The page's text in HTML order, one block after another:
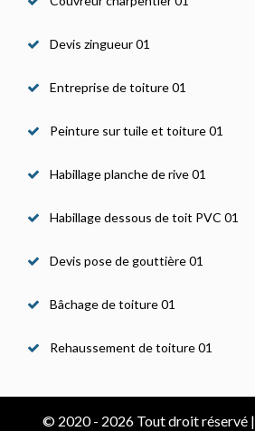
Devis zingueur 01
Entreprise de toiture 01
Peinture sur tuile et toiture 01
Habillage planche de rive 01
Habillage dessous de toit PVC 01
Devis pose de gouttière 01
Bâchage de toiture 01
Rehaussement de toiture 01
© 2020 - 2026 Tout droit réservé |